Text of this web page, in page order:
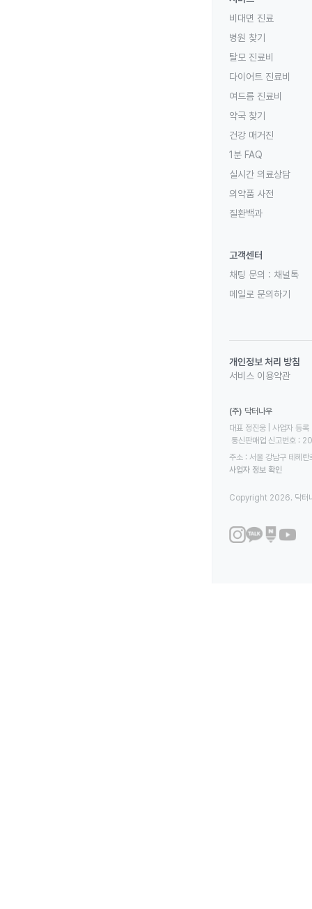
비대면 진료
병원 찾기
탈모 진료비
다이어트 진료비
여드름 진료비
약국 찾기
건강 매거진
1분 FAQ
실시간 의료상담
의약품 사전
질환백과
고객센터
채팅 문의 : 채널톡
메일로 문의하기
개인정보 처리 방침
서비스 이용약관
(주) 닥터나우
대표 정진웅 | 사업자
통신판매업 신고번호
주소 : 서울 강남구 테헤
사업자 정보 확인
Copyright 2026. 닥터